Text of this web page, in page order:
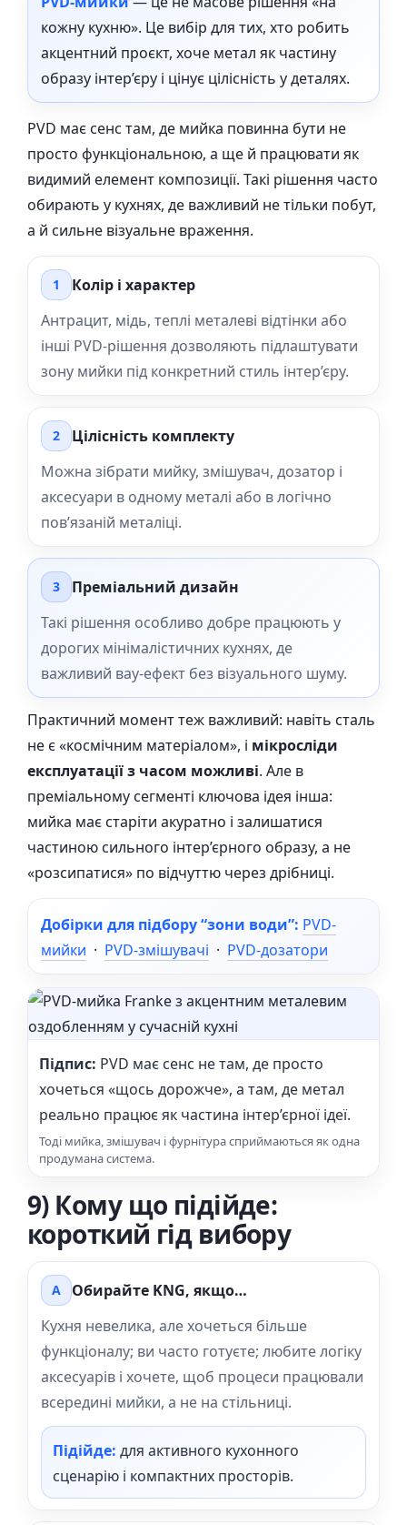
кожну кухню». Це вибір для тих, хто робить
акцентний проєкт, хоче метал як частину
образу інтер’єру і цінує цілісність у деталях.
PVD має сенс там, де мийка повинна бути не
просто функціональною, а ще й працювати як
видимий елемент композиції. Такі рішення часто
обирають у кухнях, де важливий не тільки побут,
а й сильне візуальне враження.
1
Колір і характер
Антрацит, мідь, теплі металеві відтінки або
інші PVD-рішення дозволяють підлаштувати
зону мийки під конкретний стиль інтер’єру.
2
Цілісність комплекту
Можна зібрати мийку, змішувач, дозатор і
аксесуари в одному металі або в логічно
пов’язаній металіці.
3
Преміальний дизайн
Такі рішення особливо добре працюють у
дорогих мінімалістичних кухнях, де
важливий вау-ефект без візуального шуму.
Практичний момент теж важливий: навіть сталь
не є «космічним матеріалом», і мікросліди
експлуатації з часом можливі. Але в
преміальному сегменті ключова ідея інша:
мийка має старіти акуратно і залишатися
частиною сильного інтер’єрного образу, а не
«розсипатися» по відчуттю через дрібниці.
Добірки для підбору “зони води”: PVD-
мийки · PVD-змішувачі · PVD-дозатори
Підпис: PVD має сенс не там, де просто
хочеться «щось дорожче», а там, де метал
реально працює як частина інтер’єрної ідеї.
Тоді мийка, змішувач і фурнітура сприймаються як одна
продумана система.
9) Кому що підійде:
короткий гід вибору
A
Обирайте KNG, якщо…
Кухня невелика, але хочеться більше
функціоналу; ви часто готуєте; любите логіку
аксесуарів і хочете, щоб процеси працювали
всередині мийки, а не на стільниці.
Підійде: для активного кухонного
сценарію і компактних просторів.